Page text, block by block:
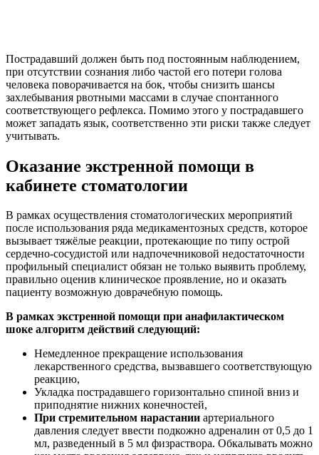
Пострадавший должен быть под постоянным наблюдением,
при отсутствии сознания либо частой его потери голова
человека поворачивается на бок, чтобы снизить шансы
захлебывания рвотными массами в случае спонтанного
соответствующего рефлекса. Помимо этого у пострадавшего
может западать язык, соответственно эти риски также следует
учитывать.
Оказание экстренной помощи в
кабинете стоматологии
В рамках осуществления стоматологических мероприятий
после использования ряда медикаментозных средств, которое
вызывает тяжёлые реакции, протекающие по типу острой
сердечно-сосудистой или надпочечниковой недостаточности
профильный специалист обязан не только выявить проблему,
правильно оценив клиническое проявление, но и оказать
пациенту возможную доврачебную помощь.
В рамках экстренной помощи при анафилактическом
шоке алгоритм действий следующий:
Немедленное прекращение использования
лекарственного средства, вызвавшего соответствующую
реакцию,
Укладка пострадавшего горизонтально спиной вниз и
приподнятие нижних конечностей,
При стремительном нарастании артериального
давления следует ввести подкожно адреналин от 0,5 до 1
мл, разведенный в 5 мл физраствора. Обкалывать можно